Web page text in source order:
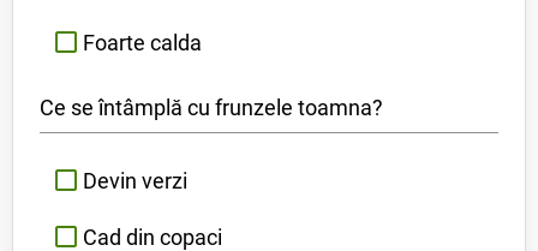
Foarte calda
Ce se întâmplă cu frunzele toamna?
Devin verzi
Cad din copaci